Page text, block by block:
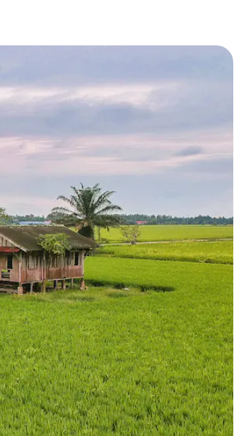
les parcourir ou en appuyant et en faisant glisser.